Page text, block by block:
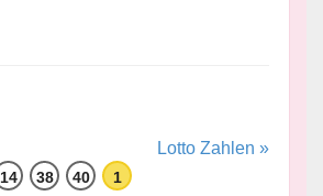
Lotto Zahlen »
14 38 40 1